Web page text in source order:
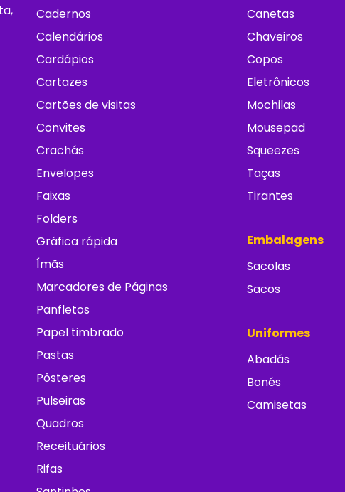
Cadernos
Calendários
Cardápios
Cartazes
Cartões de visitas
Convites
Crachás
Envelopes
Faixas
Folders
Gráfica rápida
Ímãs
Marcadores de Páginas
Panfletos
Papel timbrado
Pastas
Pôsteres
Pulseiras
Quadros
Receituários
Rifas
Canetas
Chaveiros
Copos
Eletrônicos
Mochilas
Mousepad
Squeezes
Taças
Tirantes
Embalagens
Sacolas
Sacos
Uniformes
Abadás
Bonés
Camisetas